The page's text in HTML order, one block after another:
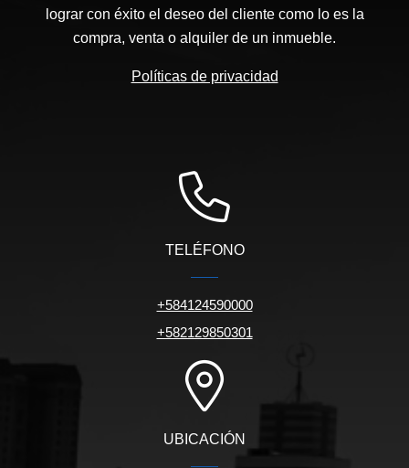
lograr con éxito el deseo del cliente como lo es la
compra, venta o alquiler de un inmueble.
Políticas de privacidad
TELÉFONO
+584124590000
+582129850301
UBICACIÓN